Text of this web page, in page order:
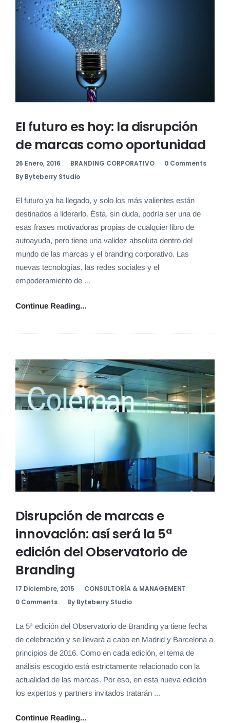
El futuro es hoy: la disrupción
de marcas como oportunidad
26 Enero, 2016 BRANDING CORPORATIVO
0 Comments
By Byteberry Studio
El futuro ya ha llegado, y solo los más valientes están
destinados a liderarlo. Ésta, sin duda, podría ser una de
esas frases motivadoras propias de cualquier libro de
autoayuda, pero tiene una validez absoluta dentro del
mundo de las marcas y el branding corporativo. Las
nuevas tecnologías, las redes sociales y el
empoderamiento de ...
Continue Reading...
Disrupción de marcas e
innovación: así será la 5ª
edición del Observatorio de
Branding
17 Diciembre, 2015
CONSULTORÍA & MANAGEMENT
0 Comments
By Byteberry Studio
La 5ª edición del Observatorio de Branding ya tiene fecha
de celebración y se llevará a cabo en Madrid y Barcelona a
principios de 2016. Como en cada edición, el tema de
análisis escogido está estrictamente relacionado con la
actualidad de las marcas. Por eso, en esta nueva edición
los expertos y partners invitados tratarán ...
Continue Reading...